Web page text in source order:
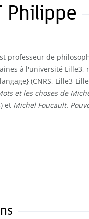
Philippe
professeur de
à l'université Lille3,
(CNRS, Lille3-
et les choses de
et Michel Foucault.